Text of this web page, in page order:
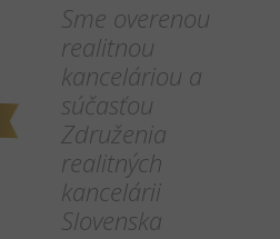
Sme overenou
realitnou
kanceláriou a
súčasťou
Združenia
realitných
kancelárii
Slovenska